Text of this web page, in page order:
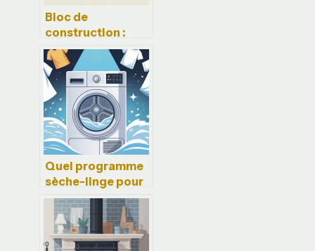
Bloc de
construction :
usages, enjeux et
bonnes pratiques
à connaître
Quel programme
sèche-linge pour
ne pas rétrécir les
vêtements